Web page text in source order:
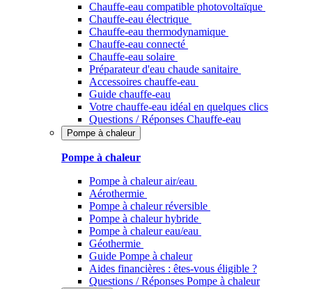
Chauffe-eau compatible photovoltaïque
Chauffe-eau électrique
Chauffe-eau thermodynamique
Chauffe-eau connecté
Chauffe-eau solaire
Préparateur d'eau chaude sanitaire
Accessoires chauffe-eau
Guide chauffe-eau
Votre chauffe-eau idéal en quelques clics
Questions / Réponses Chauffe-eau
Pompe à chaleur
Pompe à chaleur
Pompe à chaleur air/eau
Aérothermie
Pompe à chaleur réversible
Pompe à chaleur hybride
Pompe à chaleur​ eau/eau
Géothermie
Guide Pompe à chaleur
Aides financières : êtes-vous éligible ?
Questions / Réponses Pompe à chaleur